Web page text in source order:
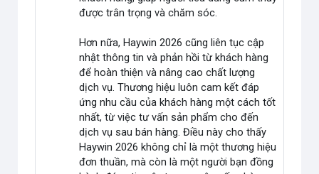
được trân trọng và chăm sóc.
Hơn nữa, Haywin 2026 cũng liên tục cập
nhật thông tin và phản hồi từ khách hàng
để hoàn thiện và nâng cao chất lượng
dịch vụ. Thương hiệu luôn cam kết đáp
ứng nhu cầu của khách hàng một cách tốt
nhất, từ việc tư vấn sản phẩm cho đến
dịch vụ sau bán hàng. Điều này cho thấy
Haywin 2026 không chỉ là một thương hiệu
đơn thuần, mà còn là một người bạn đồng